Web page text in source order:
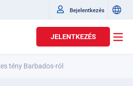
Bejelentkezés
JELENTKEZÉS
tény Barbados-ról